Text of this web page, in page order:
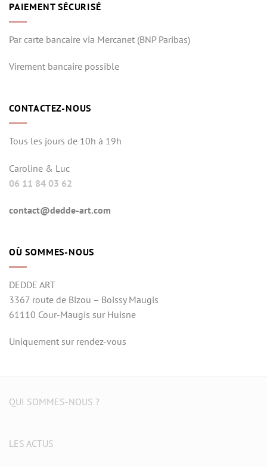
PAIEMENT SÉCURISÉ
Par carte bancaire via Mercanet (BNP Paribas)
Virement bancaire possible
CONTACTEZ-NOUS
Tous les jours de 10h à 19h
Caroline & Luc
06 11 84 03 62
contact@dedde-art.com
OÙ SOMMES-NOUS
DEDDE ART
3367 route de Bizou – Boissy Maugis
61110 Cour-Maugis sur Huisne
Uniquement sur rendez-vous
QUI SOMMES-NOUS ?
LES ACTUS